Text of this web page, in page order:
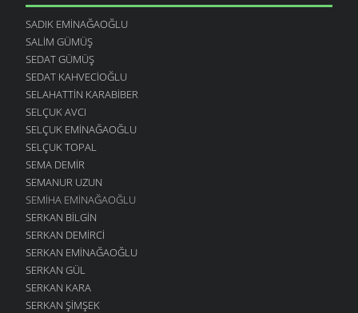
SADIK EMINAĞAOĞLU
SALIM GÜMÜŞ
SEDAT GÜMÜŞ
SEDAT KAHVECIOĞLU
SELAHATTIN KARABIBER
SELÇUK AVCI
SELÇUK EMINAĞAOĞLU
SELÇUK TOPAL
SEMA DEMIR
SEMANUR UZUN
SEMIHA EMINAĞAOĞLU
SERKAN BILGIN
SERKAN DEMIRCI
SERKAN EMINAĞAOĞLU
SERKAN GÜL
SERKAN KARA
SERKAN ŞIMŞEK